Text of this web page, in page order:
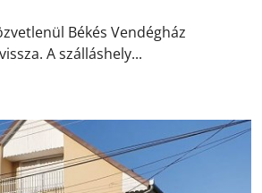
Békés Vendégház
A szálláshely...